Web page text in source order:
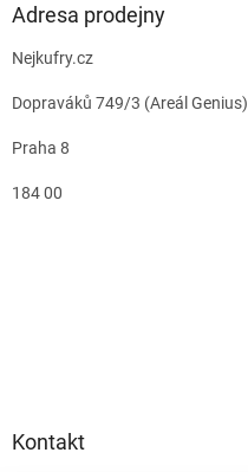
Adresa prodejny
Nejkufry.cz
Dopraváků 749/3 (Areál Genius)
Praha 8
184 00
Kontakt